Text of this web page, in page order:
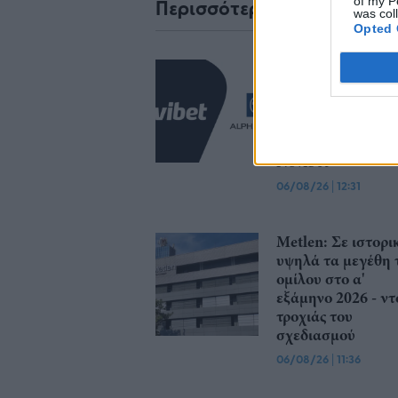
was
Opted
Περισσότερα από το
χρηματοδοτική
Novibet
06/08/26 | 12:31
Μetlen: Σε
υψηλά τα μεγέθη
ομίλου στο α'
εξάμηνο 2026 -
τροχιάς του
σχεδιασμού
06/08/26 | 11:36